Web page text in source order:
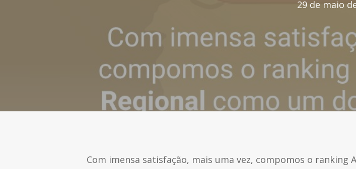
29 de maio
Com imensa satisfação, mais uma vez, compomos o ranking